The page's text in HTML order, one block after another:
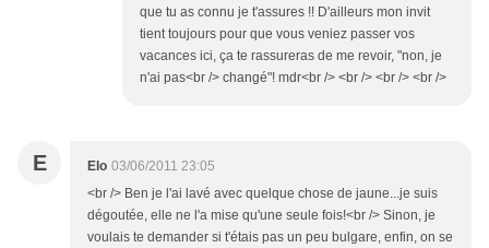
que tu as connu je t'assures !! D'ailleurs mon invit
tient toujours pour que vous veniez passer vos
vacances ici, ça te rassureras de me revoir, "non, je
n'ai pas<br /> changé"! mdr<br /> <br /> <br /> <br />
E Elo 03/06/2011 23:05
<br /> Ben je l'ai lavé avec quelque chose de jaune...je suis
dégoutée, elle ne l'a mise qu'une seule fois!<br /> Sinon, je
voulais te demander si t'étais pas un peu bulgare, enfin, on se